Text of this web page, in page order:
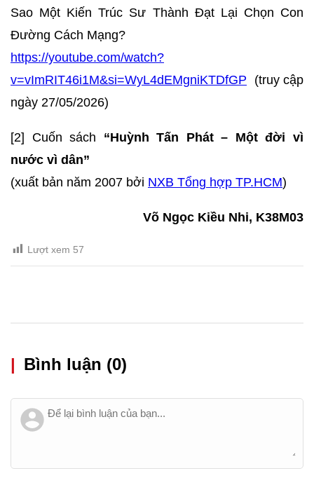
Sao Một Kiến Trúc Sư Thành Đạt Lại Chọn Con
Đường Cách Mạng?
https://youtube.com/watch?
v=vImRIT46i1M&si=WyL4dEMgniKTDfGP (truy cập
ngày 27/05/2026)
[2] Cuốn sách “Huỳnh Tấn Phát – Một đời vì
nước vì dân”
(xuất bản năm 2007 bởi NXB Tổng hợp TP.HCM)
Võ Ngọc Kiều Nhi, K38M03
Lượt xem 57
| Bình luận (0)